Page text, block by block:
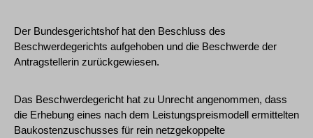
Der Bundesgerichtshof hat den Beschluss des
Beschwerdegerichts aufgehoben und die Beschwerde der
Antragstellerin zurückgewiesen.
Das Beschwerdegericht hat zu Unrecht angenommen, dass
die Erhebung eines nach dem Leistungspreismodell ermittelten
Baukostenzuschusses für rein netzgekoppelte